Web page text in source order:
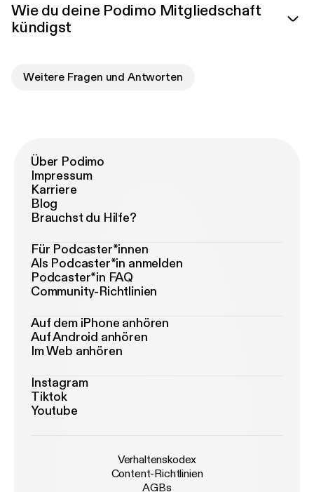
Wie du deine Podimo Mitgliedschaft
kündigst
Weitere Fragen und Antworten
Über Podimo
Impressum
Karriere
Blog
Brauchst du Hilfe?
Für Podcaster*innen
Als Podcaster*in anmelden
Podcaster*in FAQ
Community-Richtlinien
Auf dem iPhone anhören
Auf Android anhören
Im Web anhören
Instagram
Tiktok
Youtube
Verhaltenskodex
Content-Richtlinien
AGBs